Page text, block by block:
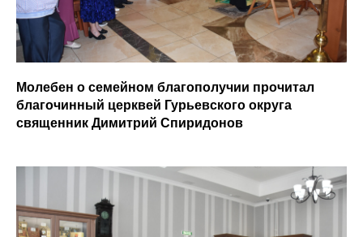
Молебен о семейном благополучии прочитал
благочинный церквей Гурьевского округа
священник Димитрий Спиридонов